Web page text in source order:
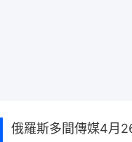
俄羅斯多間傳媒4月